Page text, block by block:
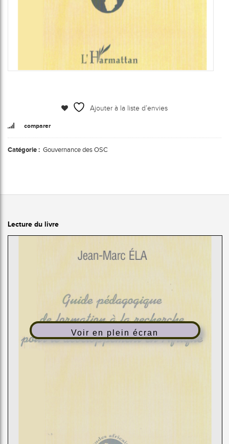
Ajouter à la liste d’envies
comparer
Catégorie : Gouvernance des OSC
Lecture du livre
Voir en plein écran